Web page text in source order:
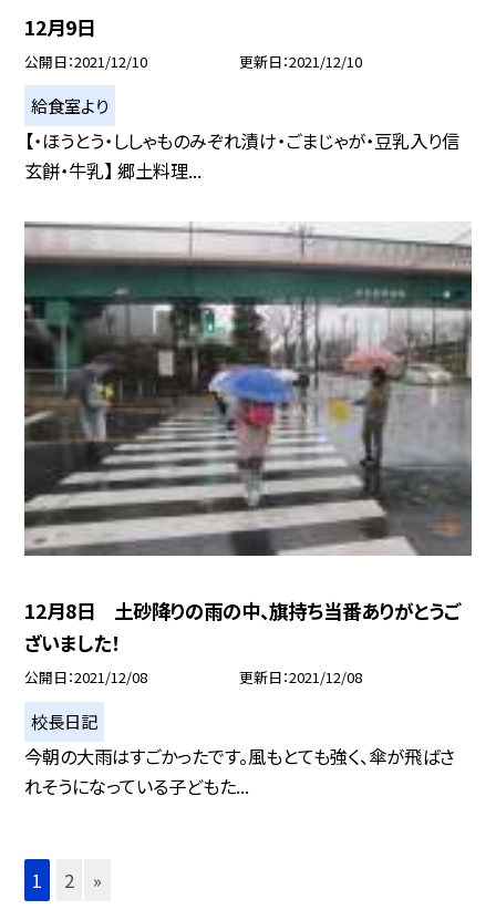
12月9日
公開日 2021/12/10 更新日 2021/12/10
給食室より
【・ほうとう・ししゃものみぞれ漬け・ごまじゃが・豆乳入り信
玄餅・牛乳】 郷土料理...
12月8日 土砂降りの雨の中、旗持ち当番ありがとうご
ざいました！
公開日 2021/12/08 更新日 2021/12/08
校長日記
今朝の大雨はすごかったです。風もとても強く、傘が飛ばさ
れそうになっている子どもた...
1 2 »